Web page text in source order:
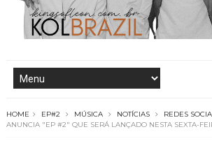
HOME EP#2 MÚSICA NOTÍCIAS REDES
ANUNCIA "EP #2" QUE SERÁ LANÇADO NESTA SEXTA-